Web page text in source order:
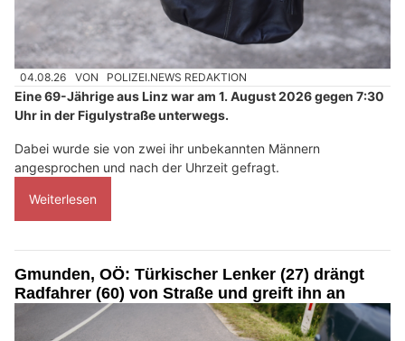
04.08.26 VON POLIZEI.NEWS REDAKTION
Eine 69-Jährige aus Linz war am 1. August 2026 gegen 7:30
Uhr in der Figulystraße unterwegs.
Dabei wurde sie von zwei ihr unbekannten Männern
angesprochen und nach der Uhrzeit gefragt.
Weiterlesen
Gmunden, OÖ: Türkischer Lenker (27) drängt
Radfahrer (60) von Straße und greift ihn an